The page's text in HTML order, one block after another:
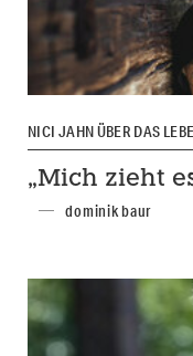
NICI JAHN ÜBER DAS
„Mich zieht
dominik baur